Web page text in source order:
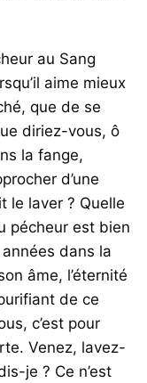
au Sang
aime mieux
que de se
diriez-vous, ô
la fange,
d’une
le laver ? Quelle
pécheur est bien
dans la
âme, l’éternité
de ce
c’est pour
Venez, lavez-
je ? Ce n’est